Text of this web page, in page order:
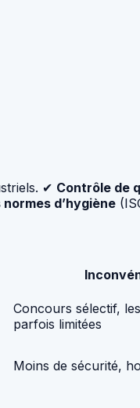
✔ Contrôle de
d’hygiène
Concours sélectif,
parfois limitées
Moins de sécurité,